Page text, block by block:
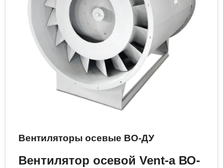
Вентиляторы осевые ВО-ДУ
Вентилятор осевой Vent-a ВО-